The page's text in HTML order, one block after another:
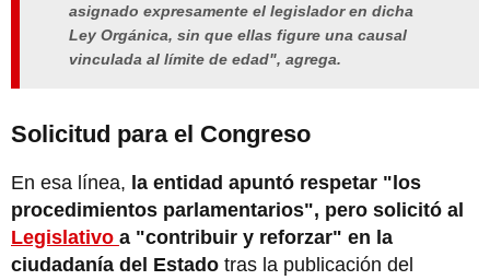
asignado expresamente el legislador en dicha
Ley Orgánica, sin que ellas figure una causal
vinculada al límite de edad", agrega.
Solicitud para el Congreso
En esa línea, la entidad apuntó respetar "los
procedimientos parlamentarios", pero solicitó al
Legislativo a "contribuir y reforzar" en la
ciudadanía del Estado tras la publicación del